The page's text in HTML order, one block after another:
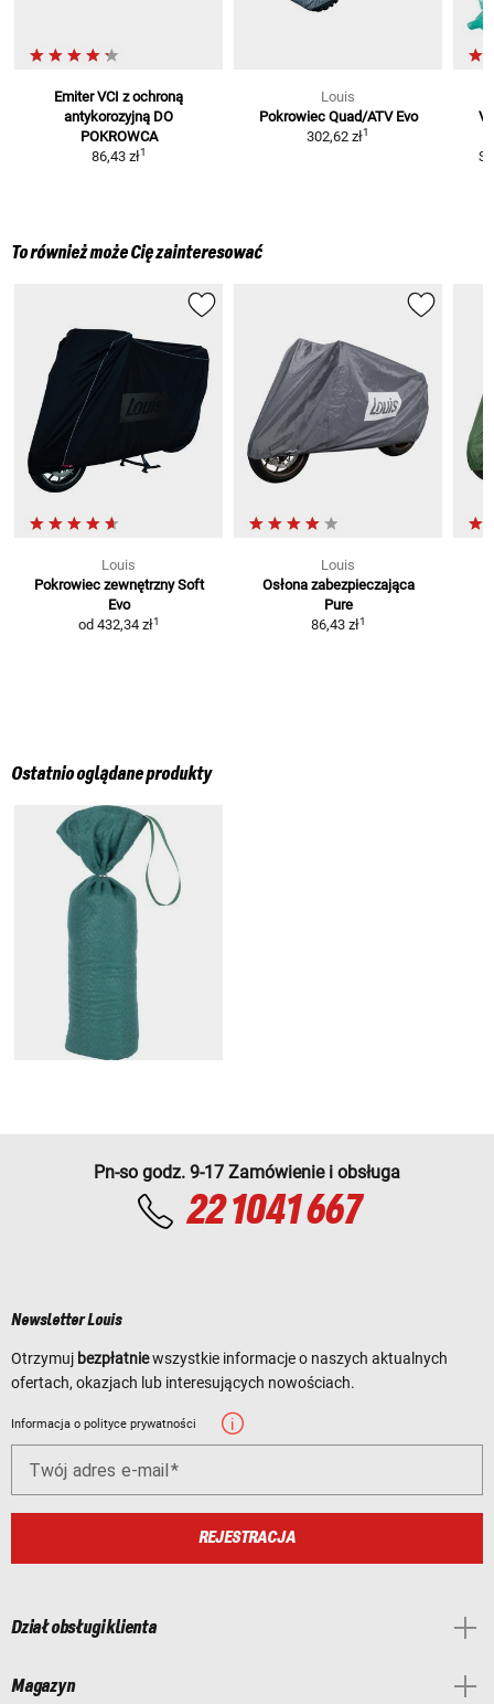
Emiter VCI z ochroną
antykorozyjną DO
POKROWCA
86,43 zł1
Louis
Pokrowiec Quad/ATV Evo
302,62 zł1
To również może Cię zainteresować
Louis
Pokrowiec zewnętrzny Soft
Evo
od 432,34 zł1
Louis
Osłona zabezpieczająca
Pure
86,43 zł1
Ostatnio oglądane produkty
Pn-so godz. 9-17 Zamówienie i obsługa
22 1041 667
Newsletter Louis
Otrzymuj bezpłatniewszystkie informacje o naszych aktualnych
ofertach, okazjach lub interesujących nowościach.
Informacja o polityce prywatności
Twój adres e-mail
REJESTRACJA
Dział obsługi klienta
Magazyn